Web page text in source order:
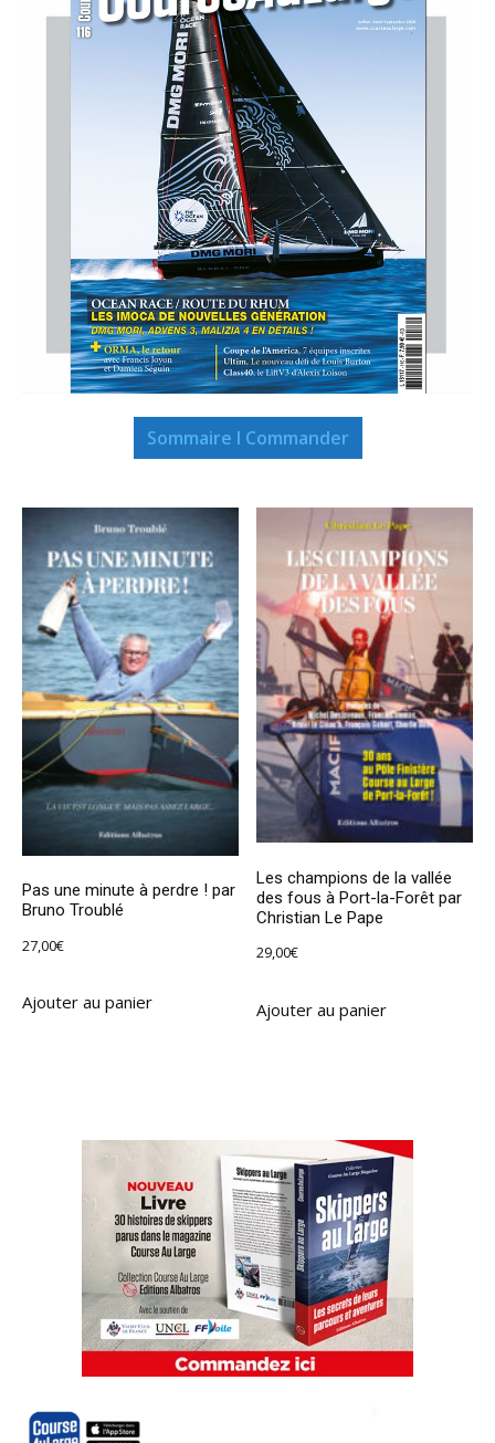
Sommaire I Commander
Pas une minute à perdre ! par
Bruno Troublé
27,00€
Ajouter au panier
Les champions de la vallée
des fous à Port-la-Forêt par
Christian Le Pape
29,00€
Ajouter au panier